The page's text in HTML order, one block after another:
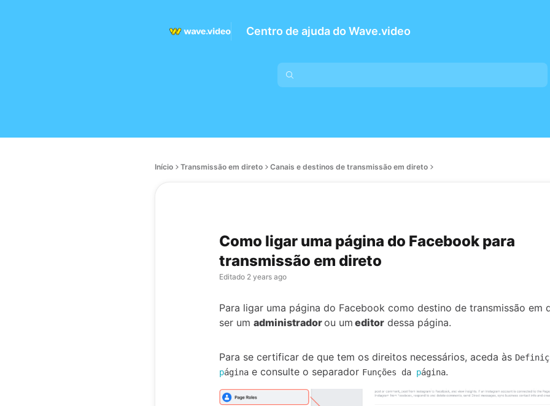
Centro de ajuda do Wave.video
Início Transmissão em direto Canais e destinos de transmissão em direto
Como ligar uma página do Facebook para
transmissão em direto
Editado 2 years ago
Para ligar uma página do Facebook como destino de transmissão em
ser um administradorou um editor dessa página.
Para se certificar de que tem os direitos necessários, aceda às
página e consulte o separador Funções da página.